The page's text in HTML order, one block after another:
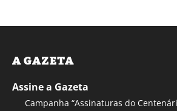
A GAZETA
Assine a Gazeta
Campanha “Assinaturas do